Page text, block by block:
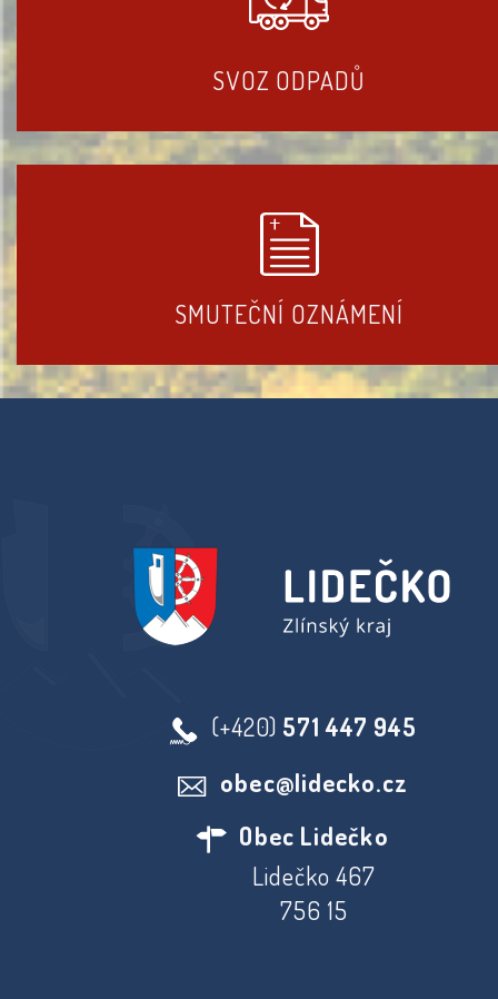
SVOZ ODPADŮ
SMUTEČNÍ OZNÁMENÍ
(+420) 571 447 945
obec@lidecko.cz
Obec Lidečko
Lidečko 467
756 15